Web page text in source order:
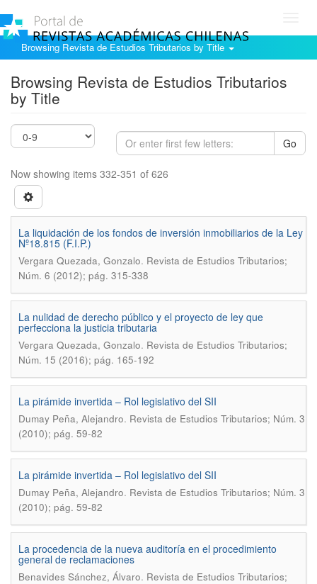
Browsing Revista de Estudios Tributarios by Title
Browsing Revista de Estudios Tributarios
by Title
Go
Now showing items 332-351 of 626
La liquidación de los fondos de inversión inmobiliarios de la Ley
Nº18.815 (F.I.P.)
Vergara Quezada, Gonzalo. Revista de Estudios Tributarios;
Núm. 6 (2012); pág. 315-338
La nulidad de derecho público y el proyecto de ley que
perfecciona la justicia tributaria
Vergara Quezada, Gonzalo. Revista de Estudios Tributarios;
Núm. 15 (2016); pág. 165-192
La pirámide invertida – Rol legislativo del SII
Dumay Peña, Alejandro. Revista de Estudios Tributarios; Núm. 3
(2010); pág. 59-82
La pirámide invertida – Rol legislativo del SII
Dumay Peña, Alejandro. Revista de Estudios Tributarios; Núm. 3
(2010); pág. 59-82
La procedencia de la nueva auditoría en el procedimiento
general de reclamaciones
Benavides Sánchez, Álvaro. Revista de Estudios Tributarios;